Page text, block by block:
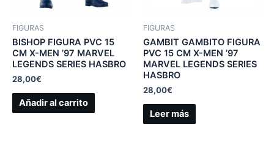
FIGURAS
BISHOP FIGURA PVC 15
CM X-MEN ’97 MARVEL
LEGENDS SERIES HASBRO
28,00€
Añadir al carrito
FIGURAS
GAMBIT GAMBITO FIGURA
PVC 15 CM X-MEN ’97
MARVEL LEGENDS SERIES
HASBRO
28,00€
Leer más